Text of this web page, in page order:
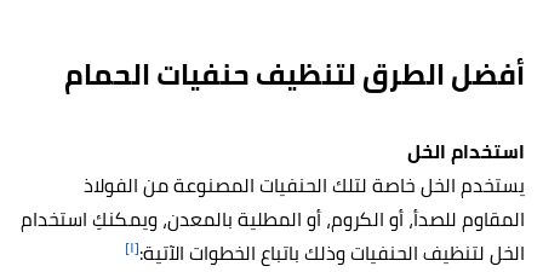
أفضل الطرق لتنظيف حنفيات الحمام
استخدام الخل
يستخدم الخل خاصة لتلك الحنفيات المصنوعة من الفولاذ
المقاوم للصدأ، أو الكروم، أو المطلية بالمعدن، ويمكنكِ استخدام
الخل لتنظيف الحنفيات وذلك باتباع الخطوات الآتية:[١]